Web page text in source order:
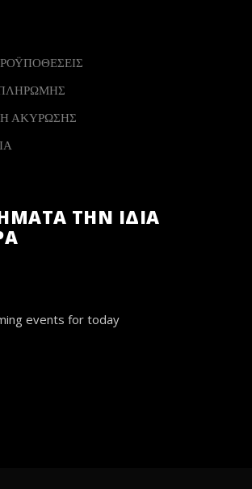
ΑΚΥΡΩΣΗΣ
ΤΗΝ ΙΔΙΑ
events for today